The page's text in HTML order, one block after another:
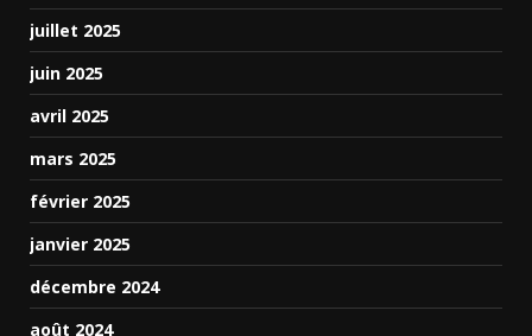
juillet 2025
juin 2025
avril 2025
mars 2025
février 2025
janvier 2025
décembre 2024
août 2024